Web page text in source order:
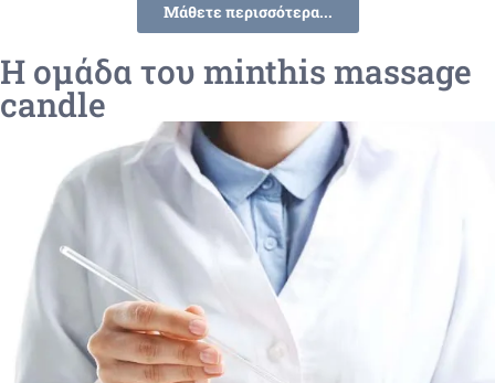
Μάθετε περισσότερα...
Η ομάδα του minthis massage
candle